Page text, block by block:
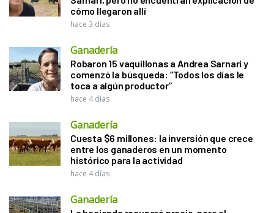
cómo llegaron allí
hace 3 días
Ganadería
Robaron 15 vaquillonas a Andrea Sarnari y
comenzó la búsqueda: “Todos los días le
toca a algún productor”
hace 4 días
Ganadería
Cuesta $6 millones: la inversión que crece
entre los ganaderos en un momento
histórico para la actividad
hace 4 días
Ganadería